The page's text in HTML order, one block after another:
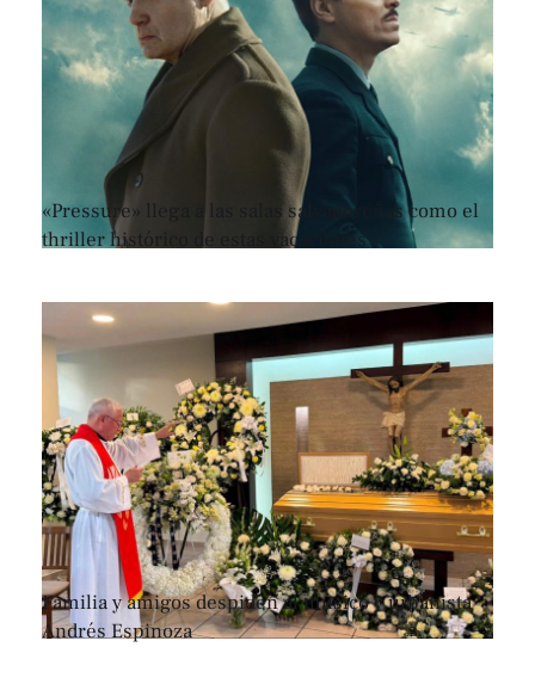
«Pressure» llega a las salas salvadoreñas como el
thriller histórico de estas vacaciones
Familia y amigos despiden al músico y urbanista
Andrés Espinoza